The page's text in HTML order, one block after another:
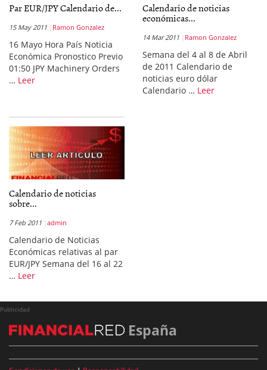
Par EUR/JPY Calendario de...
15 May 2011 Ramon Gonzalez
16 Mayo Hora País Noticia
Económica Pronostico Previo
01:50 JPY Machinery Orders
… Leer
Calendario de noticias
económicas...
14 Mar 2011 Ramon Gonzalez
Semana del 4 al 8 de Abril
de 2011 Calendario de
noticias euro dólar
Calendario … Leer
Calendario de noticias
sobre...
7 Feb 2011 admin
Calendario de Noticias
Económicas relativas al par
EUR/JPY Semana del 16 al 22
… Leer
Publicidad
España